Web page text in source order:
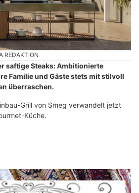
REDAKTION
saftige Steaks: Ambitionierte
Familie und Gäste stets mit stilvoll
überraschen.
Grill von Smeg verwandelt jetzt
Küche.